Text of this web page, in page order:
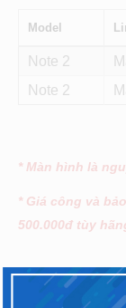
Model
Note 2
Note 2
* Màn hình là
* Giá công và
500.000đ tùy